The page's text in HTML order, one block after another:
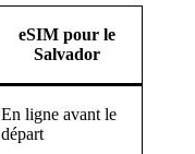
eSIM pour le
Salvador
En ligne avant le
départ